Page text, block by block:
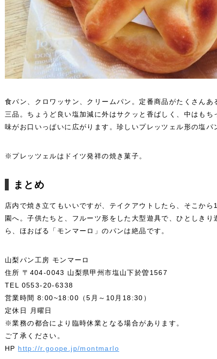
食パン、クロワッサン、クリームパン。定番商品がたくさん
三品。ちょうど良い塩加減に外はサクッと香ばしく、中はも
味がお口いっぱいに広がります。珍しいプレッツェル形の塩パ
※プレッツェルはドイツ発祥の焼き菓子。
まとめ
店内で焼き立てもいいですが、テイクアウトしたら、そこか
園へ。子供たちと、フルーツ形をした大型遊具で、ひとしき
ら、ほおばる「モンマーロ」のパンは絶品です。
山梨パン工房 モンマーロ
住所 〒404-0043 山梨県甲州市塩山下於曽1567
TEL 0553-20-6338
営業時間 8:00~18:00（5月～10月18:30）
定休日 月曜日
※業務の都合により臨時休業となる場合があります。
ご了承ください。
HP http://r.goope.jp/montmarlo